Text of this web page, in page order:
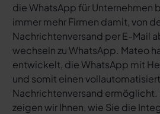
die WhatsApp für Unternehmen
immer mehr Firmen damit, von
Nachrichtenversand per E-Mail
wechseln zu WhatsApp. Mateo
entwickelt, die WhatsApp mit
und somit einen
Nachrichtenversand ermöglicht.
zeigen wir Ihnen, wie Sie die